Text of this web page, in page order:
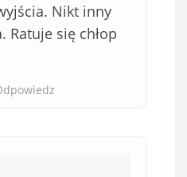
Nikt inny
Ratuje się chłop